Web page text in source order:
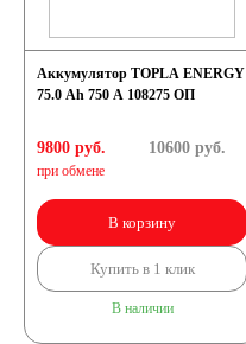
Аккумулятор TOPLA ENERGY
75.0 Ah 750 A 108275 ОП
9800 руб.
при обмене
10600руб.
В корзину
Купить в 1 клик
В наличии